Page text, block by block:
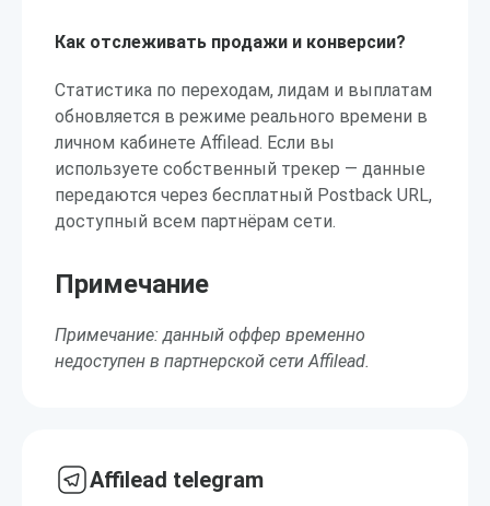
Как отслеживать продажи и конверсии?
Статистика по переходам, лидам и выплатам
обновляется в режиме реального времени в
личном кабинете Affilead. Если вы
используете собственный трекер — данные
передаются через бесплатный Postback URL,
доступный всем партнёрам сети.
Примечание
Примечание: данный оффер временно
недоступен в партнерской сети Affilead.
Affilead telegram